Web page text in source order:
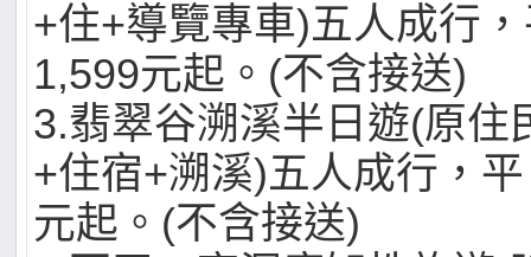
+住+導覽專車)五人成行
1,599元起。(不含接送)
3.翡翠谷溯溪半日遊(原住
+住宿+溯溪)五人成行，
元起。(不含接送)